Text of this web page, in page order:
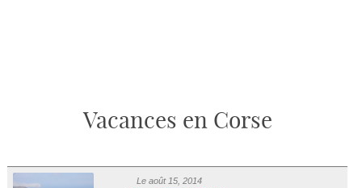
Vacances en Corse
Le août 15, 2014